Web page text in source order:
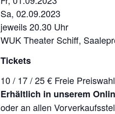
Sa, 02.09.2023
jeweils 20.30 Uhr
WUK Theater Schiff,
Tickets
10 / 17 / 25 € Freie Preiswahl
Erhältlich in unserem
oder an allen